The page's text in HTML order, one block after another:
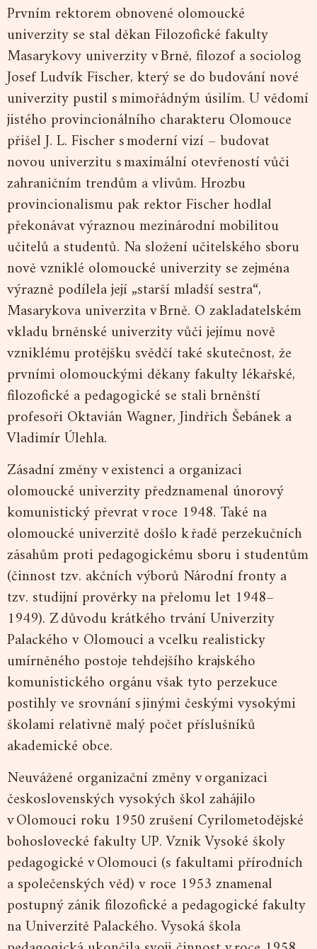
Prvním rektorem obnovené olomoucké
univerzity se stal děkan Filozofické fakulty
Masarykovy univerzity v Brně, filozof a sociolog
Josef Ludvík Fischer, který se do budování nové
univerzity pustil s mimořádným úsilím. U vědomí
jistého provincionálního charakteru Olomouce
přišel J. L. Fischer s moderní vizí – budovat
novou univerzitu s maximální otevřeností vůči
zahraničním trendům a vlivům. Hrozbu
provincionalismu pak rektor Fischer hodlal
překonávat výraznou mezinárodní mobilitou
učitelů a studentů. Na složení učitelského sboru
nově vzniklé olomoucké univerzity se zejména
výrazně podílela její „starší mladší sestra“,
Masarykova univerzita v Brně. O zakladatelském
vkladu brněnské univerzity vůči jejímu nově
vzniklému protějšku svědčí také skutečnost, že
prvními olomouckými děkany fakulty lékařské,
filozofické a pedagogické se stali brněnští
profesoři Oktavián Wagner, Jindřich Šebánek a
Vladimír Úlehla.
Zásadní změny v existenci a organizaci
olomoucké univerzity předznamenal únorový
komunistický převrat v roce 1948. Také na
olomoucké univerzitě došlo k řadě perzekučních
zásahům proti pedagogickému sboru i studentům
(činnost tzv. akčních výborů Národní fronty a
tzv. studijní prověrky na přelomu let 1948–
1949). Z důvodu krátkého trvání Univerzity
Palackého v Olomouci a vcelku realisticky
umírněného postoje tehdejšího krajského
komunistického orgánu však tyto perzekuce
postihly ve srovnání s jinými českými vysokými
školami relativně malý počet příslušníků
akademické obce.
Neuvážené organizační změny v organizaci
československých vysokých škol zahájilo
v Olomouci roku 1950 zrušení Cyrilometodějské
bohoslovecké fakulty UP. Vznik Vysoké školy
pedagogické v Olomouci (s fakultami přírodních
a společenských věd) v roce 1953 znamenal
postupný zánik filozofické a pedagogické fakulty
na Univerzitě Palackého. Vysoká škola